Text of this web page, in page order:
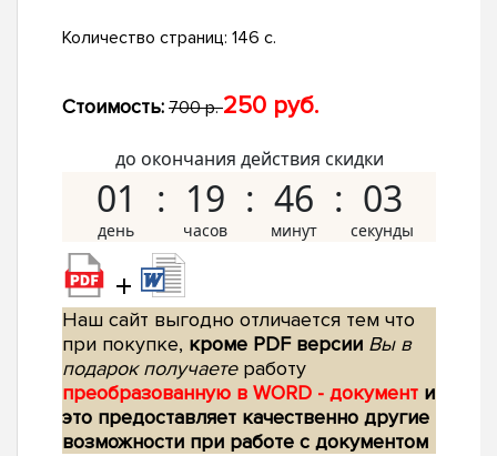
Количество страниц: 146 с.
Стоимость: 700 р.250 руб.
до окончания действия скидки
01 19 46 02
+
Наш сайт выгодно отличается тем что
при покупке, кроме PDF версии Вы в
подарок получаетеработу
преобразованную в WORD - документ и
это предоставляет качественно другие
возможности при работе с документом